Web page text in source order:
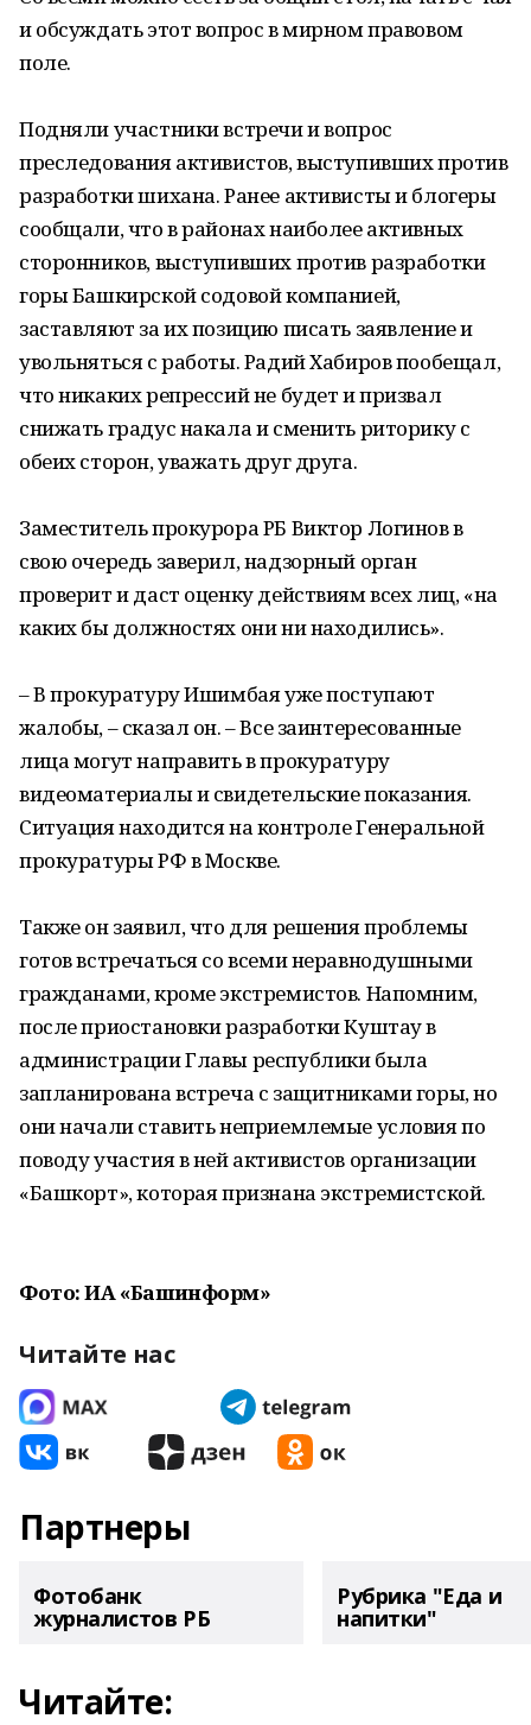
и обсуждать этот вопрос в мирном правовом
поле.
Подняли участники встречи и вопрос
преследования активистов, выступивших против
разработки шихана. Ранее активисты и блогеры
сообщали, что в районах наиболее активных
сторонников, выступивших против разработки
горы Башкирской содовой компанией,
заставляют за их позицию писать заявление и
увольняться с работы. Радий Хабиров пообещал,
что никаких репрессий не будет и призвал
снижать градус накала и сменить риторику с
обеих сторон, уважать друг друга.
Заместитель прокурора РБ Виктор Логинов в
свою очередь заверил, надзорный орган
проверит и даст оценку действиям всех лиц, «на
каких бы должностях они ни находились».
– В прокуратуру Ишимбая уже поступают
жалобы, – сказал он. – Все заинтересованные
лица могут направить в прокуратуру
видеоматериалы и свидетельские показания.
Ситуация находится на контроле Генеральной
прокуратуры РФ в Москве.
Также он заявил, что для решения проблемы
готов встречаться со всеми неравнодушными
гражданами, кроме экстремистов. Напомним,
после приостановки разработки Куштау в
администрации Главы республики была
запланирована встреча с защитниками горы, но
они начали ставить неприемлемые условия по
поводу участия в ней активистов организации
«Башкорт», которая признана экстремистской.
Фото: ИА «Башинформ»
Читайте нас
Партнеры
Фотобанк
журналистов РБ
Рубрика "Еда и
напитки"
Читайте: